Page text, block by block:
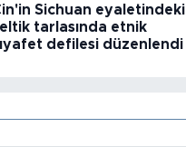
Sichuan eyaletindeki
tarlasında etnik
defilesi düzenlendi